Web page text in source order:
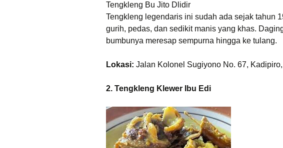
Tengkleng Bu Jito Dlidir
Tengkleng legendaris ini sudah ada sejak tahun
gurih, pedas, dan sedikit manis yang khas.
bumbunya meresap sempurna hingga ke tulang.
Lokasi: Jalan Kolonel Sugiyono No. 67,
2. Tengkleng Klewer Ibu Edi